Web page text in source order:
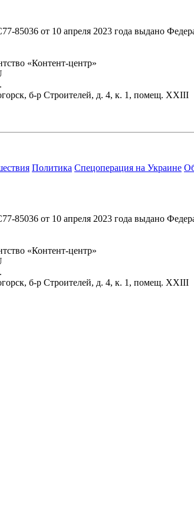
85036 от 10 апреля 2023 года выдано
«Контент-центр»
б-р Строителей, д. 4, к. 1, помещ. XXIII
Политика Спецоперация на Украине
85036 от 10 апреля 2023 года выдано
«Контент-центр»
б-р Строителей, д. 4, к. 1, помещ. XXIII